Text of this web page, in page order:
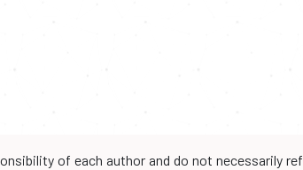
of each author and do not necessarily